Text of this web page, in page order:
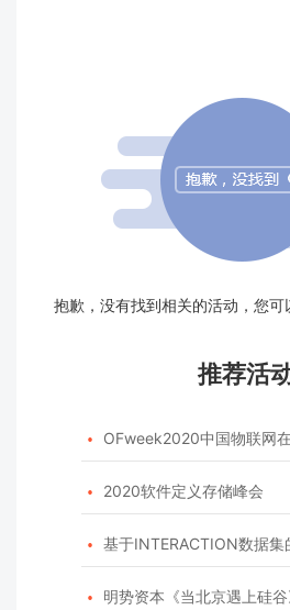
抱歉，没有找到相关的活动，您
推荐活
 OFweek2020中国物联网
 2020软件定义存储峰会
 基于INTERACTION数据集的自动
 明势资本《当北京遇上硅谷》系列